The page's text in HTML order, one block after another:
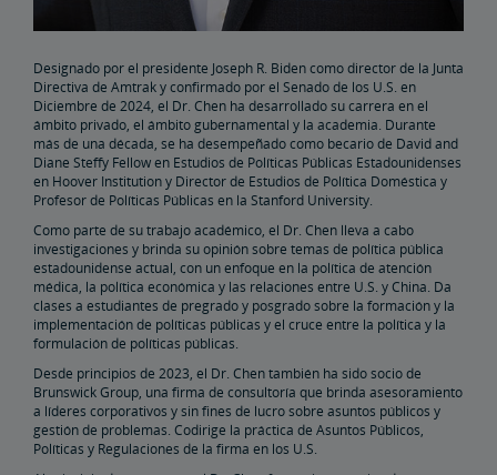
Testimonios ante el Congreso
Archivo de Documentos
Demoras por Trenes de Carga
Proyecto de infraestructura de acceso a Penn Station
Great American Stations
El Departamento de Policía de Amtrak
FOIA
Instrucciones para Enviar una Solicitud FOIA
Centro de Asesoramiento para Agentes de Viajes
Agente de viajes corporativos
Cambios y Reintegros
Envíe un Elogio a un Empleado
Designado por el presidente Joseph R. Biden como director de la Junta
Directiva de Amtrak y confirmado por el Senado de los U.S. en
Diciembre de 2024, el Dr. Chen ha desarrollado su carrera en el
ámbito privado, el ámbito gubernamental y la academia. Durante
más de una década, se ha desempeñado como becario de David and
Diane Steffy Fellow en Estudios de Políticas Públicas Estadounidenses
en Hoover Institution y Director de Estudios de Política Doméstica y
Profesor de Políticas Públicas en la Stanford University.
Como parte de su trabajo académico, el Dr. Chen lleva a cabo
investigaciones y brinda su opinión sobre temas de política pública
estadounidense actual, con un enfoque en la política de atención
médica, la política económica y las relaciones entre U.S. y China. Da
clases a estudiantes de pregrado y posgrado sobre la formación y la
implementación de políticas públicas y el cruce entre la política y la
formulación de políticas públicas.
Desde principios de 2023, el Dr. Chen también ha sido socio de
Brunswick Group, una firma de consultoría que brinda asesoramiento
a líderes corporativos y sin fines de lucro sobre asuntos públicos y
gestión de problemas. Codirige la práctica de Asuntos Públicos,
Políticas y Regulaciones de la firma en los U.S.